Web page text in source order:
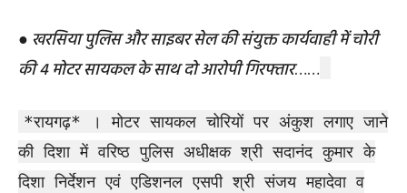
● खरसिया पुलिस और साइबर सेल की संयुक्त कार्यवाही में चोरी
की 4 मोटर सायकल के साथ दो आरोपी गिरफ्तार……
*रायगढ़* । मोटर सायकल चोरियों पर अंकुश लगाए जाने
की दिशा में वरिष्ठ पुलिस अधीक्षक श्री सदानंद कुमार के
दिशा निर्देशन एवं एडिशनल एसपी श्री संजय महादेवा व